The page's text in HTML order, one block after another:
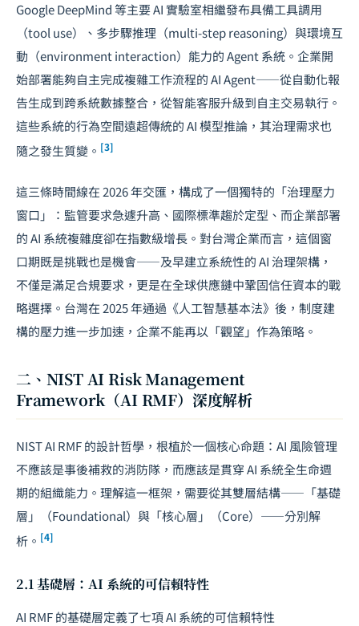
Google DeepMind 等主要 AI 實驗室相繼發布具備工具調用
（tool use）、多步驟推理（multi-step reasoning）與環境互
動（environment interaction）能力的 Agent 系統。企業開
始部署能夠自主完成複雜工作流程的 AI Agent——從自動化報
告生成到跨系統數據整合，從智能客服升級到自主交易執行。
這些系統的行為空間遠超傳統的 AI 模型推論，其治理需求也
隨之發生質變。 [3]
這三條時間線在 2026 年交匯，構成了一個獨特的「治理壓力
窗口」：監管要求急遽升高、國際標準趨於定型、而企業部署
的 AI 系統複雜度卻在指數級增長。對台灣企業而言，這個窗
口期既是挑戰也是機會——及早建立系統性的 AI 治理架構，
不僅是滿足合規要求，更是在全球供應鏈中鞏固信任資本的戰
略選擇。台灣在 2025 年通過《人工智慧基本法》後，制度建
構的壓力進一步加速，企業不能再以「觀望」作為策略。
二、NIST AI Risk Management
Framework（AI RMF）深度解析
NIST AI RMF 的設計哲學，根植於一個核心命題：AI 風險管理
不應該是事後補救的消防隊，而應該是貫穿 AI 系統全生命週
期的組織能力。理解這一框架，需要從其雙層結構——「基礎
層」（Foundational）與「核心層」（Core）——分別解
析。 [4]
2.1 基礎層：AI 系統的可信賴特性
AI RMF 的基礎層定義了七項 AI 系統的可信賴特性